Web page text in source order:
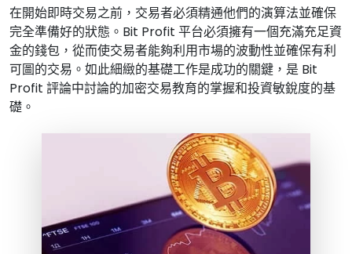
在開始即時交易之前，交易者必須精通他們的演算法並確保
完全準備好的狀態。Bit Profit 平台必須擁有一個充滿充足資
金的錢包，從而使交易者能夠利用市場的波動性並確保有利
可圖的交易。如此細緻的基礎工作是成功的關鍵，是 Bit
Profit 評論中討論的加密交易教育的掌握和投資敏銳度的基
礎。